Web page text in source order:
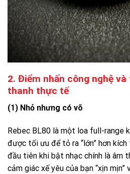
2. Điểm nhấn công nghệ
thanh thực tế
(1) Nhỏ nhưng có võ
Rebec BL80 là một loa full-range
được tối ưu để tỏ ra “lớn” hơn
đầu tiên khi bật nhạc chính là âm
cảm giác xế yêu của bạn “xịn mịn”